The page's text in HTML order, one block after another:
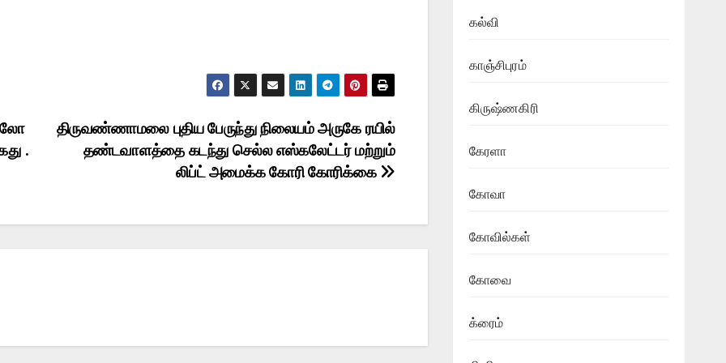
திருவண்ணாமலை புதிய பேருந்து நிலையம் அருகே ரயில்
தண்டவாளத்தை கடந்து செல்ல எஸ்கலேட்டர் மற்றும்
லிப்ட் அமைக்க கோரி கோரிக்கை
.
கல்வி
காஞ்சிபுரம்
கிருஷ்ணகிரி
கேரளா
கோவா
கோவில்கள்
கோவை
க்ரைம்